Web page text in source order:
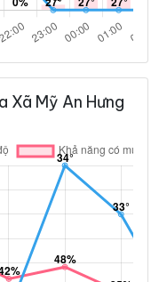
Xã Mỹ An Hưng